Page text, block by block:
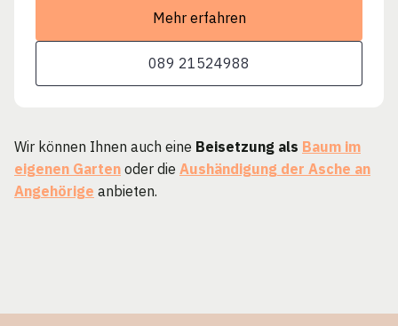
Mehr erfahren
089 21524988
Wir können Ihnen auch eine Beisetzung als Baum im
eigenen Garten oder die Aushändigung der Asche an
Angehörige anbieten.